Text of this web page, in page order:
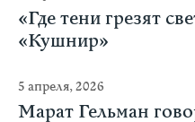
«Где тени грезят
«Кушнир»
5 апреля, 2026
Марат Гельман